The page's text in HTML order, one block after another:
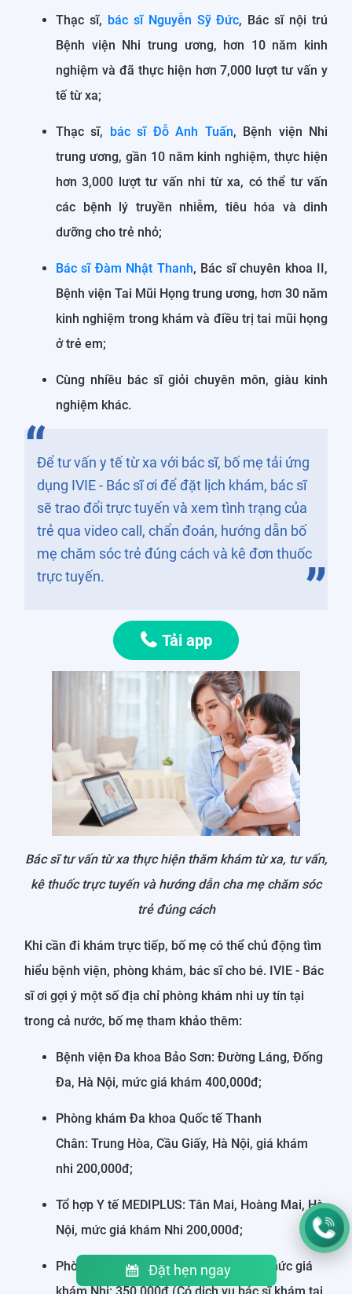
Đặt hẹn ngay
Thạc sĩ, bác sĩ Nguyễn Sỹ Đức, Bác sĩ nội trú
Bệnh viện Nhi trung ương, hơn 10 năm kinh
nghiệm và đã thực hiện hơn 7,000 lượt tư vấn y
tế từ xa;
Thạc sĩ, bác sĩ Đỗ Anh Tuấn, Bệnh viện Nhi
trung ương, gần 10 năm kinh nghiệm, thực hiện
hơn 3,000 lượt tư vấn nhi từ xa, có thể tư vấn
các bệnh lý truyền nhiễm, tiêu hóa và dinh
dưỡng cho trẻ nhỏ;
Bác sĩ Đàm Nhật Thanh, Bác sĩ chuyên khoa II,
Bệnh viện Tai Mũi Họng trung ương, hơn 30 năm
kinh nghiệm trong khám và điều trị tai mũi họng
ở trẻ em;
Cùng nhiều bác sĩ giỏi chuyên môn, giàu kinh
nghiệm khác.
Để tư vấn y tế từ xa với bác sĩ, bố mẹ tải ứng
dụng IVIE - Bác sĩ ơi để đặt lịch khám, bác sĩ
sẽ trao đổi trực tuyến và xem tình trạng của
trẻ qua video call, chẩn đoán, hướng dẫn bố
mẹ chăm sóc trẻ đúng cách và kê đơn thuốc
trực tuyến.
Tải app
Bác sĩ tư vấn từ xa thực hiện thăm khám từ xa, tư vấn,
kê thuốc trực tuyến và hướng dẫn cha mẹ chăm sóc
trẻ đúng cách
Khi cần đi khám trực tiếp, bố mẹ có thể chủ động tìm
hiểu bệnh viện, phòng khám, bác sĩ cho bé. IVIE - Bác
sĩ ơi gợi ý một số địa chỉ phòng khám nhi uy tín tại
trong cả nước, bố mẹ tham khảo thêm:
Bệnh viện Đa khoa Bảo Sơn: Đường Láng, Đống
Đa, Hà Nội, mức giá khám 400,000đ;
Phòng khám Đa khoa Quốc tế Thanh
Chân: Trung Hòa, Cầu Giấy, Hà Nội, giá khám
nhi 200,000đ;
Tổ hợp Y tế MEDIPLUS: Tân Mai, Hoàng Mai, Hà
Nội, mức giá khám Nhi 200,000đ;
Phòng khám chuyên khoa Nội CCare: mức giá